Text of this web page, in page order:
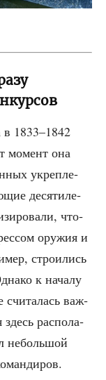
в 1833–1842
момент она
укреп­ле­
деся­ти­ле­
что­
ору­жия и
стро­и­лись
к нача­лу
счи­та­лась важ­
здесь рас­по­ла­
неболь­шой